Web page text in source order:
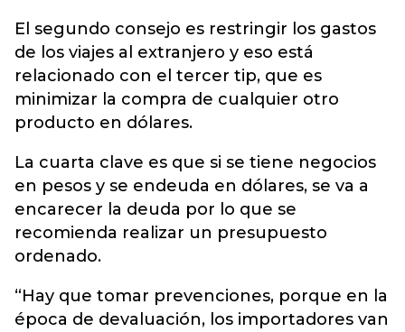
El segundo consejo es restringir los gastos
de los viajes al extranjero y eso está
relacionado con el tercer tip, que es
minimizar la compra de cualquier otro
producto en dólares.
La cuarta clave es que si se tiene negocios
en pesos y se endeuda en dólares, se va a
encarecer la deuda por lo que se
recomienda realizar un presupuesto
ordenado.
“Hay que tomar prevenciones, porque en la
época de devaluación, los importadores van